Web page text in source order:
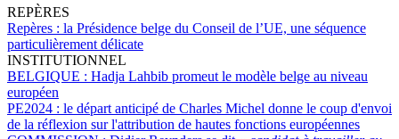
REPÈRES
Repères : la Présidence belge du Conseil de l’UE, une séquence
particulièrement délicate
INSTITUTIONNEL
BELGIQUE : Hadja Lahbib promeut le modèle belge au niveau
européen
PE2024 : le départ anticipé de Charles Michel donne le coup d'envoi
de la réflexion sur l'attribution de hautes fonctions européennes